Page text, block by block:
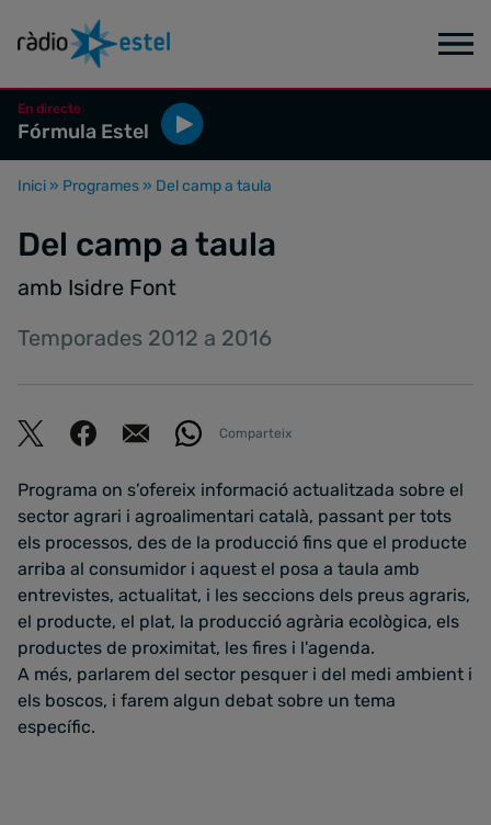
En directe
Fórmula Estel
Inici » Programes » Del camp a taula
Del camp a taula
amb Isidre Font
Temporades 2012 a 2016
Comparteix
Programa on s’ofereix informació actualitzada sobre el
sector agrari i agroalimentari català, passant per tots
els processos, des de la producció fins que el producte
arriba al consumidor i aquest el posa a taula amb
entrevistes, actualitat, i les seccions dels preus agraris,
el producte, el plat, la producció agrària ecològica, els
productes de proximitat, les fires i l'agenda.
A més, parlarem del sector pesquer i del medi ambient i
els boscos, i farem algun debat sobre un tema
específic.